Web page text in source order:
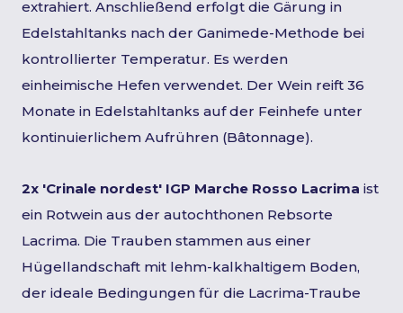
extrahiert. Anschließend erfolgt die Gärung in
Edelstahltanks nach der Ganimede-Methode bei
kontrollierter Temperatur. Es werden
einheimische Hefen verwendet. Der Wein reift 36
Monate in Edelstahltanks auf der Feinhefe unter
kontinuierlichem Aufrühren (Bâtonnage).
2x 'Crinale nordest' IGP Marche Rosso Lacrima ist
ein Rotwein aus der autochthonen Rebsorte
Lacrima. Die Trauben stammen aus einer
Hügellandschaft mit lehm-kalkhaltigem Boden,
der ideale Bedingungen für die Lacrima-Traube